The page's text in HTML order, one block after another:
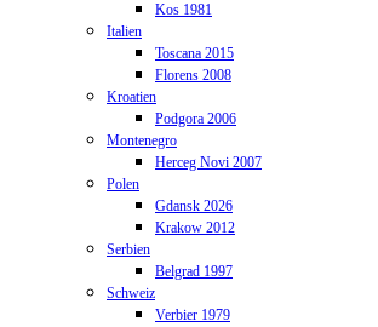
Kos 1981
Italien
Toscana 2015
Florens 2008
Kroatien
Podgora 2006
Montenegro
Herceg Novi 2007
Polen
Gdansk 2026
Krakow 2012
Serbien
Belgrad 1997
Schweiz
Verbier 1979